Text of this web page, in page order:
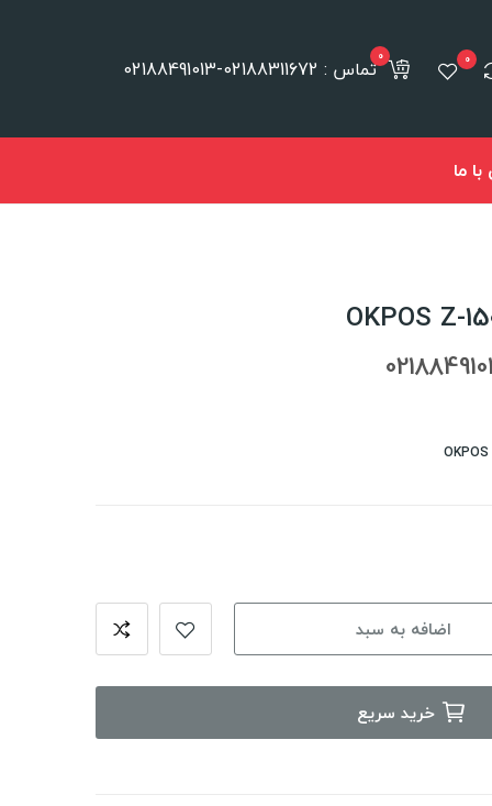
0 تماس : 02188311672-021884910130
ما
اضافه به سبد
خرید سریع